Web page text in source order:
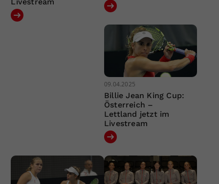
09.04.2025
Billie Jean King Cup:
Österreich –
Lettland jetzt im
Livestream